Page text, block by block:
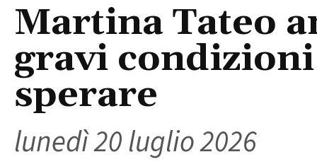
Martina Tateo
gravi
sperare
lunedì 20 luglio 2026